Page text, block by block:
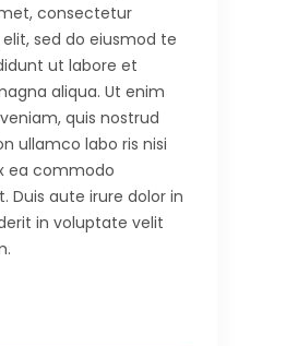
consectetur
sed do eiusmod te
ut labore et
aliqua. Ut enim
quis nostrud
ullamco labo ris nisi
ea commodo
Duis aute irure dolor in
in voluptate velit